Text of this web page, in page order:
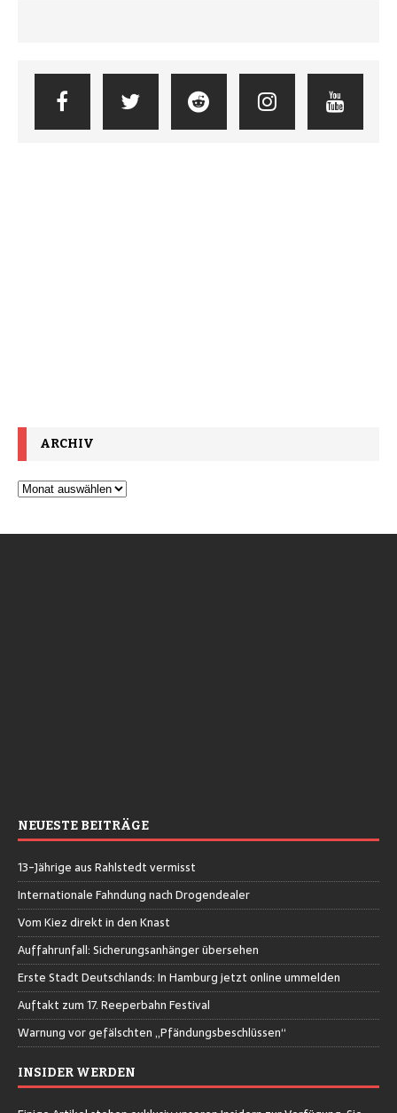
ARCHIV
NEUESTE BEITRÄGE
13-Jährige aus Rahlstedt vermisst
Internationale Fahndung nach Drogendealer
Vom Kiez direkt in den Knast
Auffahrunfall: Sicherungsanhänger übersehen
Erste Stadt Deutschlands: In Hamburg jetzt online ummelden
Auftakt zum 17. Reeperbahn Festival
Warnung vor gefälschten „Pfändungsbeschlüssen“
INSIDER WERDEN